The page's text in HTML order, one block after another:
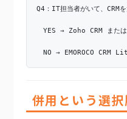
Q4：IT担当者がいて、CRM
YES → Zoho CRM また
NO → EMOROCO CRM
併用という選択